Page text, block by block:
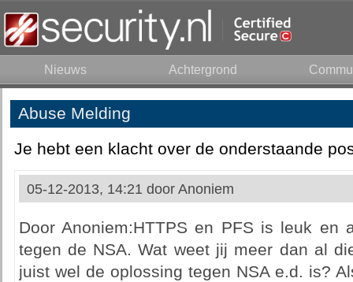
Nieuws Achtergrond
Abuse Melding
Je hebt een klacht over de onderstaande
05-12-2013, 14:21 door Anoniem
Door Anoniem:HTTPS en PFS is leuk en
tegen de NSA. Wat weet jij meer dan al
juist wel de oplossing tegen NSA e.d. is?